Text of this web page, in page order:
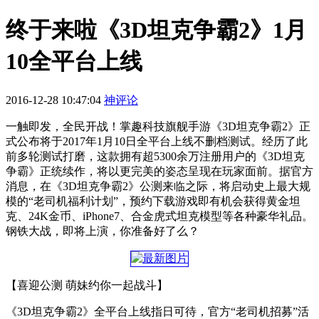
终于来啦《3D坦克争霸2》1月
10全平台上线
2016-12-28 10:47:04 神评论
一触即发，全民开战！掌趣科技旗舰手游《3D坦克争霸2》正
式公布将于2017年1月10日全平台上线不删档测试。经历了此
前多轮测试打磨，这款拥有超5300余万注册用户的《3D坦克
争霸》正统续作，将以更完美的姿态呈现在玩家面前。据官方
消息，在《3D坦克争霸2》公测来临之际，将启动史上最大规
模的“老司机福利计划”，预约下载游戏即有机会获得黄金坦
克、24K金币、iPhone7、合金虎式坦克模型等各种豪华礼品。
钢铁大战，即将上演，你准备好了么？
【喜迎公测 萌妹约你一起战斗】
《3D坦克争霸2》全平台上线指日可待，官方“老司机招募”活